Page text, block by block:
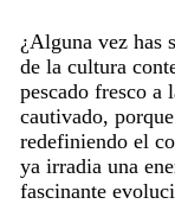
¿Alguna vez has
de la cultura
pescado fresco a
cautivado,
redefiniendo el
ya irradia una
fascinante